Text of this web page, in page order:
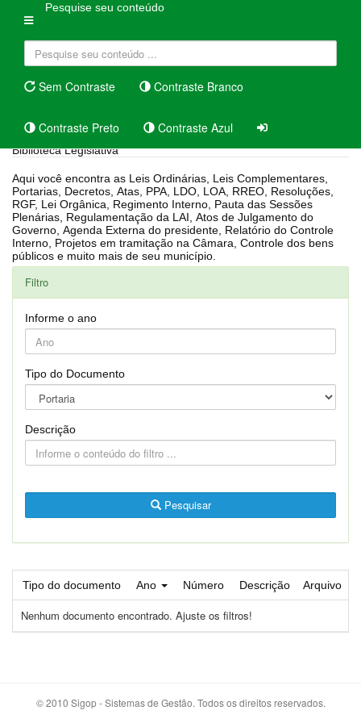
Pesquise seu conteúdo
Sem Contraste Contraste Branco
Contraste Preto Contraste Azul
Biblioteca Legislativa
Aqui você encontra as Leis Ordinárias, Leis Complementares,
Portarias, Decretos, Atas, PPA, LDO, LOA, RREO, Resoluções,
RGF, Lei Orgânica, Regimento Interno, Pauta das Sessões
Plenárias, Regulamentação da LAI, Atos de Julgamento do
Governo, Agenda Externa do presidente, Relatório do Controle
Interno, Projetos em tramitação na Câmara, Controle dos bens
públicos e muito mais de seu município.
Filtro
Informe o ano
Tipo do Documento
Descrição
Pesquisar
Tipo do documento Ano Número Descrição Arquivo
Nenhum documento encontrado. Ajuste os filtros!
© 2010 Sigop - Sistemas de Gestão. Todos os direitos reservados.